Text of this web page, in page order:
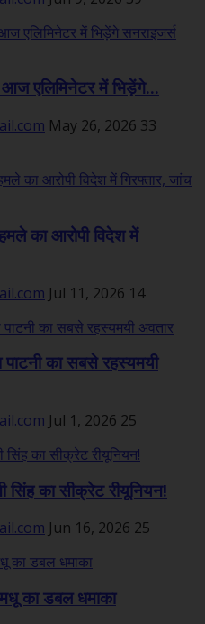
आज एलिमिनेटर में भिड़ेंगे...
May 26, 2026 33
का आरोपी विदेश में
Jul 11, 2026 14
पाटनी का सबसे रहस्यमयी
Jul 1, 2026 25
सिंह का सीक्रेट रीयूनियन!
Jun 16, 2026 25
का डबल धमाका